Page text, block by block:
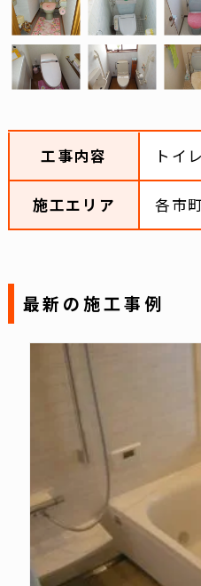
工事内容 トイ
施工エリア 各市
最新の施工事例